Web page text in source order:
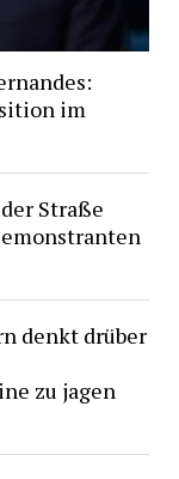
im
Straße
denkt drüber
zu jagen